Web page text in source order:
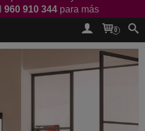
960 910 344 para más
0